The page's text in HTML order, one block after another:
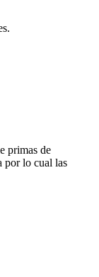
primas de
por lo cual las